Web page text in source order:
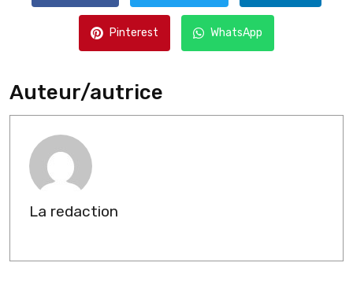
Pinterest WhatsApp
Auteur/autrice
La redaction